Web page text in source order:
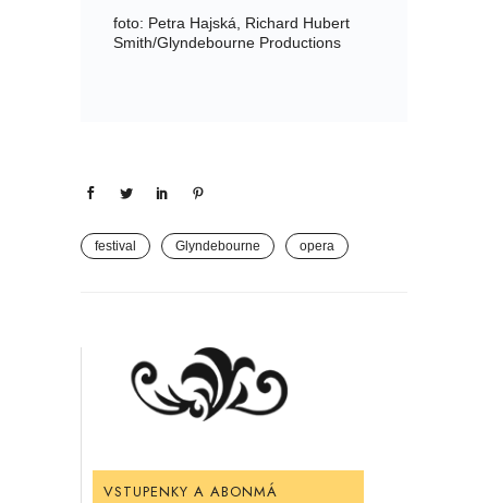
foto: Petra Hajská, Richard Hubert
Smith/Glyndebourne Productions
festival Glyndebourne opera
VSTUPENKY A ABONMÁ